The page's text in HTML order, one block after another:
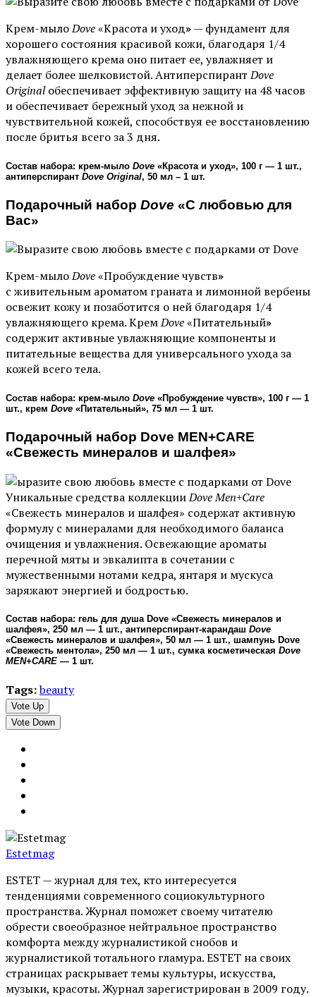
Крем-мылоDove«Красота и уход»— фундамент для
хорошего состояния красивой кожи, благодаря 1/4
увлажняющего крема оно питает ее, увлажняет и
делает более шелковистой. АнтиперспирантDove
Originalобеспечивает эффективную защиту на 48 часов
и обеспечивает бережный уход за нежной и
чувствительной кожей, способствуя ее восстановлению
после бритья всего за 3 дня.
Состав набора: крем-мыло Dove «Красота и уход», 100 г — 1 шт.,
антиперспирант Dove Original, 50 мл – 1 шт.
Подарочный набор Dove «С любовью для
Вас»
Крем-мылоDove«Пробуждение чувств»
с живительным ароматом граната и лимонной вербены
освежит кожу и позаботится о ней благодаря 1/4
увлажняющего крема. КремDove«Питательный»
содержит активные увлажняющие компоненты и
питательные вещества для универсального ухода за
кожей всего тела.
Состав набора: крем-мыло Dove «Пробуждение чувств», 100 г — 1
шт., крем Dove «Питательный», 75 мл — 1 шт.
Подарочный набор Dove MEN+CARE
«Свежесть минералов и шалфея»
Уникальные средства коллекцииDove Men+Care
«Свежесть минералов и шалфея» содержат активную
формулу с минералами для необходимого баланса
очищения и увлажнения. Освежающие ароматы
перечной мяты и эвкалипта в сочетании с
мужественными нотами кедра, янтаря и мускуса
заряжают энергией и бодростью.
Состав набора: гель для душа Dove «Свежесть минералов и
шалфея», 250 мл — 1 шт., антиперспирант-карандаш Dove
«Свежесть минералов и шалфея», 50 мл — 1 шт., шампунь Dove
«Свежесть ментола», 250 мл — 1 шт., сумка косметическая Dove
MEN+CARE — 1 шт.
Tags:beauty
Vote Up
Vote Down
Estetmag
ESTET — журнал для тех, кто интересуeтся
тенденциями современного социокультурного
пространства. Журнал поможет своему читателю
обрести своеобразное нейтральное пространство
комфорта между журналистикой снобов и
журналистикой тотального гламура. ESTET на своих
страницах раскрывает темы культуры, искусства,
музыки, красоты. Журнал зарегистрирован в 2009 году.